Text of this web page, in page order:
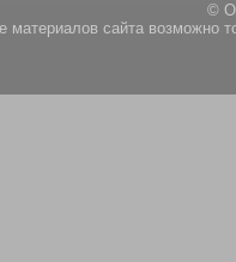
©
материалов сайта возможно